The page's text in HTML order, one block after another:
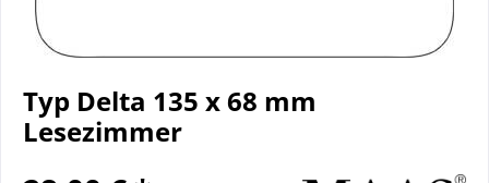
Typ Delta 135 x 68 mm
Lesezimmer